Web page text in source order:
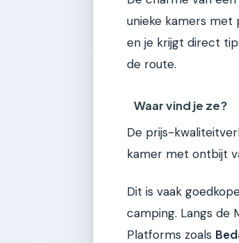
unieke kamers met
en je krijgt direct
de route.
Waar vind je ze?
De prijs-
kamer met ontbijt
Dit is vaak
camping. Langs de
Platforms zoals